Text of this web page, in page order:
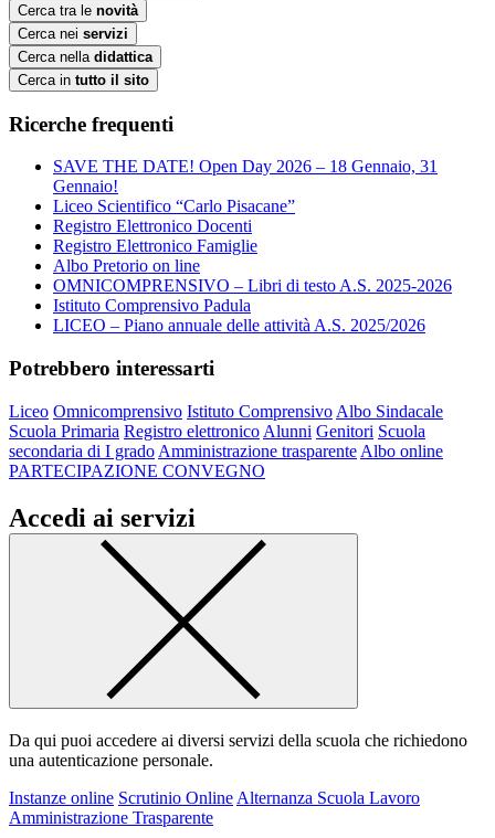
Cerca tra le novità
Cerca nei servizi
Cerca nella didattica
Cerca in tutto il sito
Ricerche frequenti
SAVE THE DATE! Open Day 2026 – 18 Gennaio, 31
Gennaio!
Liceo Scientifico “Carlo Pisacane”
Registro Elettronico Docenti
Registro Elettronico Famiglie
Albo Pretorio on line
OMNICOMPRENSIVO – Libri di testo A.S. 2025-2026
Istituto Comprensivo Padula
LICEO – Piano annuale delle attività A.S. 2025/2026
Potrebbero interessarti
Liceo Omnicomprensivo Istituto Comprensivo Albo Sindacale
Scuola Primaria Registro elettronico Alunni Genitori Scuola
secondaria di I grado Amministrazione trasparente Albo online
PARTECIPAZIONE CONVEGNO
Accedi ai servizi
Da qui puoi accedere ai diversi servizi della scuola che richiedono
una autenticazione personale.
Instanze online Scrutinio Online Alternanza Scuola Lavoro
Amministrazione Trasparente